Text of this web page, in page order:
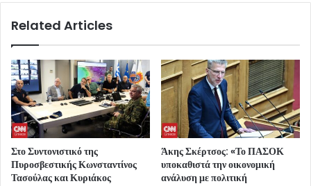
Related Articles
Στο Συντονιστικό της
Πυροσβεστικής Κωνσταντίνος
Τασούλας και Κυριάκος
Άκης Σκέρτσος: «Το ΠΑΣΟΚ
υποκαθιστά την οικονομική
ανάλυση με πολιτική